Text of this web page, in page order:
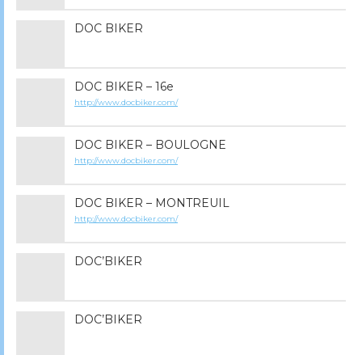
DOC BIKER
DOC BIKER – 16e
http://www.docbiker.com/
DOC BIKER – BOULOGNE
http://www.docbiker.com/
DOC BIKER – MONTREUIL
http://www.docbiker.com/
DOC’BIKER
DOC’BIKER